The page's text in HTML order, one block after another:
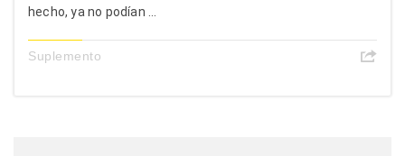
hecho, ya no podían ...
Suplemento